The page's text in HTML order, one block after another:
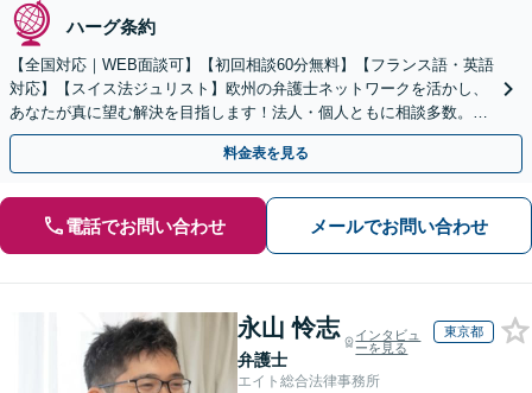
ハーグ条約
【全国対応｜WEB面談可】【初回相談60分無料】【フランス語・英語
対応】【スイス法ジュリスト】欧州の弁護士ネットワークを活かし、
あなたが真に望む解決を目指します！法人・個人ともに相談多数。細
やかな連絡と粘り強い交渉を徹底【休日・夜間相談可】
料金表を見る
電話でお問い合わせ メールでお問い合わせ
永山 怜志
弁護士
インタビュ
ーを見る
東京都
エイト総合法律事務所